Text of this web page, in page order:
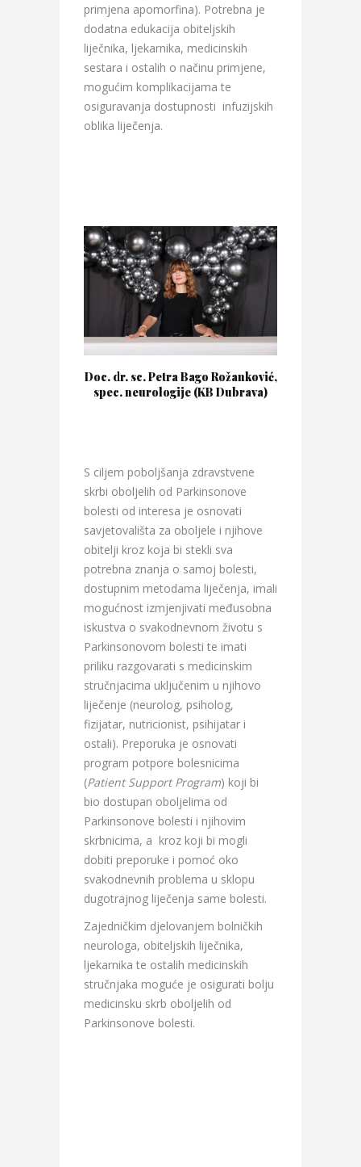
primjena apomorfina). Potrebna je
dodatna edukacija obiteljskih
liječnika, ljekarnika, medicinskih
sestara i ostalih o načinu primjene,
mogućim komplikacijama te
osiguravanja dostupnosti infuzijskih
oblika liječenja.
Doc. dr. sc. Petra Bago Rožanković,
spec. neurologije (KB Dubrava)
S ciljem poboljšanja zdravstvene
skrbi oboljelih od Parkinsonove
bolesti od interesa je osnovati
savjetovališta za oboljele i njihove
obitelji kroz koja bi stekli sva
potrebna znanja o samoj bolesti,
dostupnim metodama liječenja, imali
mogućnost izmjenjivati međusobna
iskustva o svakodnevnom životu s
Parkinsonovom bolesti te imati
priliku razgovarati s medicinskim
stručnjacima uključenim u njihovo
liječenje (neurolog, psiholog,
fizijatar, nutricionist, psihijatar i
ostali). Preporuka je osnovati
program potpore bolesnicima
(Patient Support Program) koji bi
bio dostupan oboljelima od
Parkinsonove bolesti i njihovim
skrbnicima, a kroz koji bi mogli
dobiti preporuke i pomoć oko
svakodnevnih problema u sklopu
dugotrajnog liječenja same bolesti.
Zajedničkim djelovanjem bolničkih
neurologa, obiteljskih liječnika,
ljekarnika te ostalih medicinskih
stručnjaka moguće je osigurati bolju
medicinsku skrb oboljelih od
Parkinsonove bolesti.